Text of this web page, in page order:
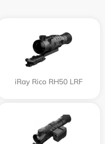
iRay Rico RH50 LRF